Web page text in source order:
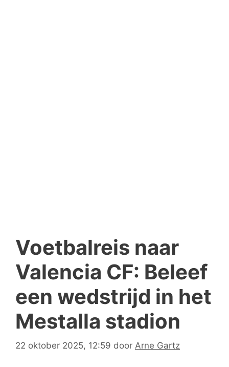
Voetbalreis naar
Valencia CF: Beleef
een wedstrijd in het
Mestalla stadion
22 oktober 2025, 12:59 door Arne Gartz